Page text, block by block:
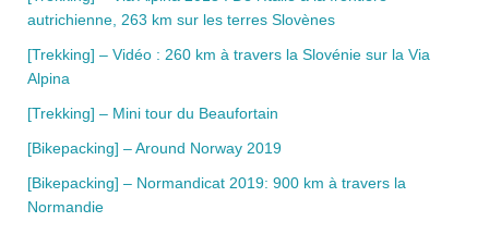
autrichienne, 263 km sur les terres Slovènes
[Trekking] – Vidéo : 260 km à travers la Slovénie sur la Via
Alpina
[Trekking] – Mini tour du Beaufortain
[Bikepacking] – Around Norway 2019
[Bikepacking] – Normandicat 2019: 900 km à travers la
Normandie